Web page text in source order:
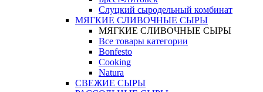
Слуцкий сыродельный комбинат
МЯГКИЕ СЛИВОЧНЫЕ СЫРЫ
МЯГКИЕ СЛИВОЧНЫЕ СЫРЫ
Все товары категории
Bonfesto
Cooking
Natura
СВЕЖИЕ СЫРЫ